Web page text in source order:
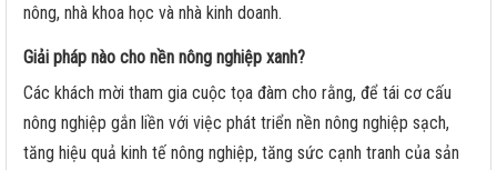
nông, nhà khoa học và nhà kinh doanh.
Giải pháp nào cho nền nông nghiệp xanh?
Các khách mời tham gia cuộc tọa đàm cho rằng, để tái cơ cấu
nông nghiệp gắn liền với việc phát triển nền nông nghiệp sạch,
tăng hiệu quả kinh tế nông nghiệp, tăng sức cạnh tranh của sản